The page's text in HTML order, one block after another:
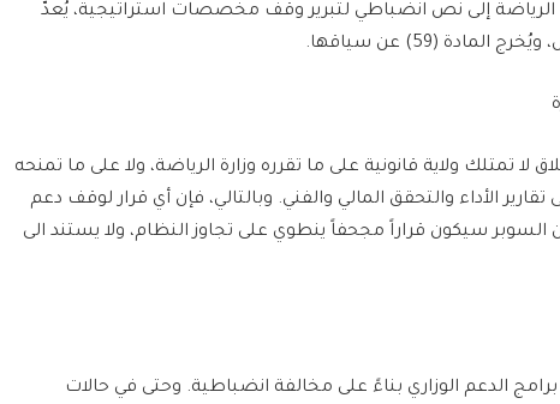
الرياضة إلى نص انضباطي لتبرير وقف مخصصات استراتيجية، يُعدّ
(59) عن سياقها.
لا تمتلك ولاية قانونية على ما تقرره وزارة الرياضة، ولا على ما تمنحه
الأداء والتحقق المالي والفني. وبالتالي، فإن أي قرار لوقف دعم
السوبر سيكون قراراً مجحفاً ينطوي على تجاوز النظام، ولا يستند الى
الدعم الوزاري بناءً على مخالفة انضباطية. وحتى في حالات